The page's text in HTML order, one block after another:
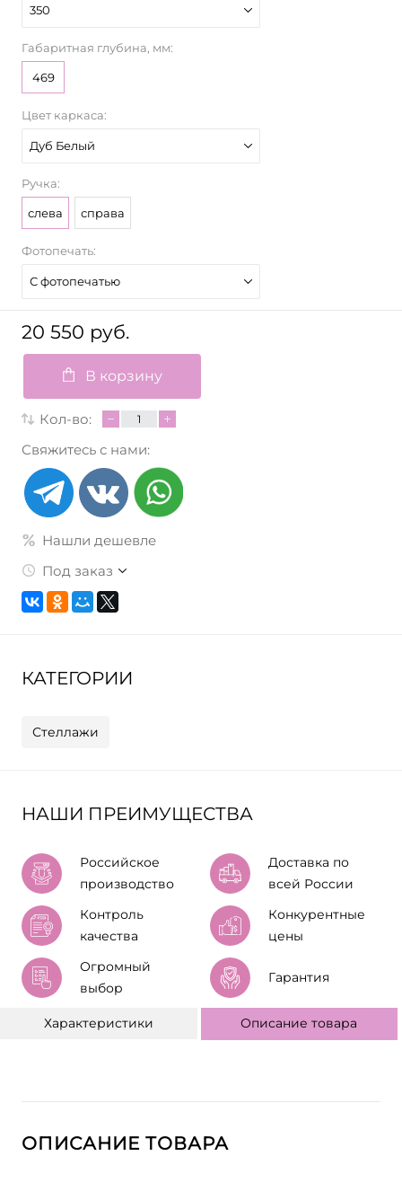
350
Габаритная глубина, мм:
469
Цвет каркаса:
Дуб Белый
Ручка:
слева справа
Фотопечать:
С фотопечатью
20 550 руб.
В корзину
Кол-во:
Свяжитесь с нами:
Нашли дешевле
Под заказ
КАТЕГОРИИ
Стеллажи
НАШИ ПРЕИМУЩЕСТВА
Российское
производство
Доставка по
всей России
Контроль
качества
Конкурентные
цены
Огромный
выбор
Гарантия
Характеристики Описание товара
ОПИСАНИЕ ТОВАРА